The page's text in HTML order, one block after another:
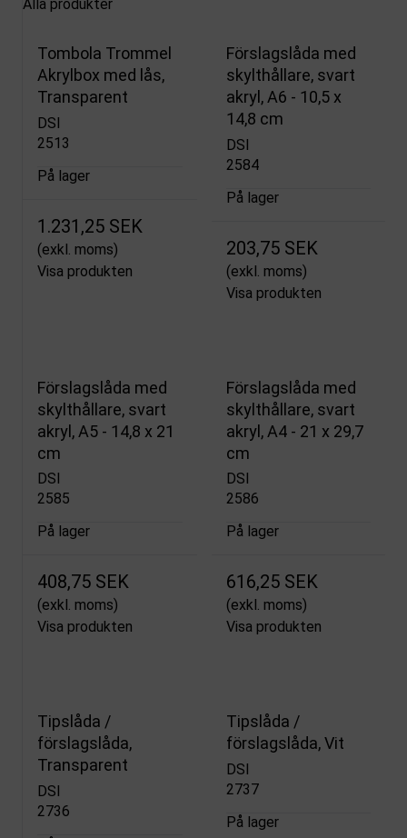
Alla produkter
Tombola Trommel
Akrylbox med lås,
Transparent
DSI
2513
På lager
1.231,25 SEK
(exkl. moms)
Visa produkten
Förslagslåda med
skylthållare, svart
akryl, A6 - 10,5 x
14,8 cm
DSI
2584
På lager
203,75 SEK
(exkl. moms)
Visa produkten
Förslagslåda med
skylthållare, svart
akryl, A5 - 14,8 x 21
cm
DSI
2585
På lager
408,75 SEK
(exkl. moms)
Visa produkten
Förslagslåda med
skylthållare, svart
akryl, A4 - 21 x 29,7
cm
DSI
2586
På lager
616,25 SEK
(exkl. moms)
Visa produkten
Tipslåda /
förslagslåda,
Transparent
DSI
2736
Tipslåda /
förslagslåda, Vit
DSI
2737
På lager